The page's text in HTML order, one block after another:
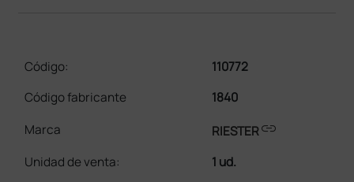
Código:
110772
Código fabricante
1840
Marca
RIESTERlink
Unidad de venta:
1 ud.